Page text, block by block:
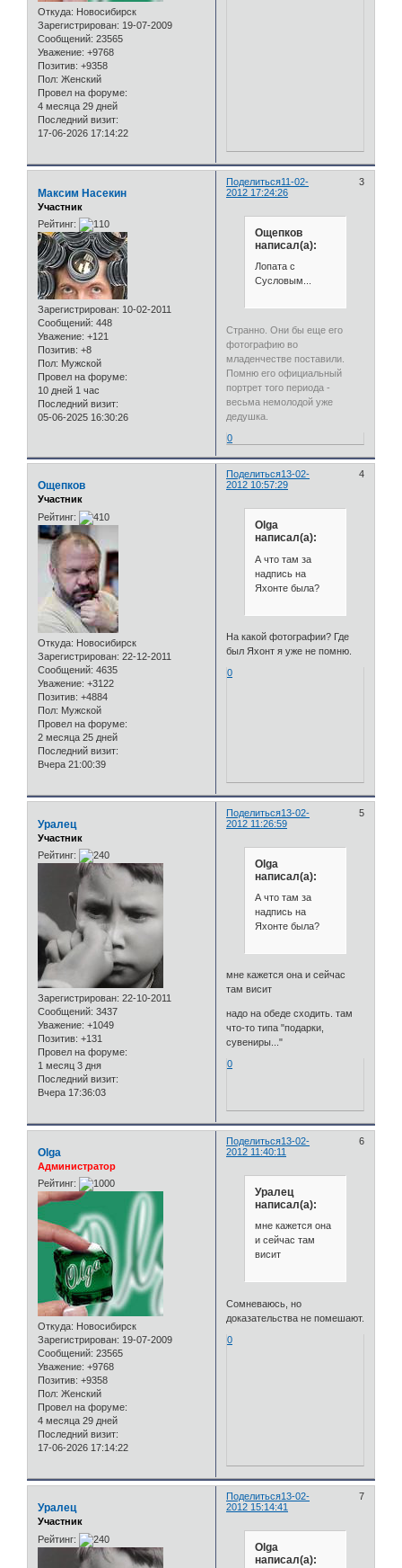
Откуда: Новосибирск
Зарегистрирован: 19-07-2009
Сообщений: 23565
Уважение: +9768
Позитив: +9358
Пол: Женский
Провел на форуме:
4 месяца 29 дней
Последний визит:
17-06-2026 17:14:22
Поделиться 3
11-02-
2012 17:24:26
Максим Насекин
Участник
Рейтинг:
Зарегистрирован: 10-02-2011
Сообщений: 448
Уважение: +121
Позитив: +8
Пол: Мужской
Провел на форуме:
10 дней 1 час
Последний визит:
05-06-2025 16:30:26
Ощепков
написал(а):
Лопата с
Сусловым...
Странно. Они бы еще его
фотографию во
младенчестве поставили.
Помню его официальный
портрет того периода -
весьма немолодой уже
дедушка.
0
Поделиться 4
13-02-
2012 10:57:29
Ощепков
Участник
Рейтинг:
Откуда: Новосибирск
Зарегистрирован: 22-12-2011
Сообщений: 4635
Уважение: +3122
Позитив: +4884
Пол: Мужской
Провел на форуме:
2 месяца 25 дней
Последний визит:
Вчера 21:00:39
Olga
написал(а):
А что там за
надпись на
Яхонте была?
На какой фотографии? Где
был Яхонт я уже не помню.
0
Поделиться 5
13-02-
2012 11:26:59
Уралец
Участник
Рейтинг:
Зарегистрирован: 22-10-2011
Сообщений: 3437
Уважение: +1049
Позитив: +131
Провел на форуме:
1 месяц 3 дня
Последний визит:
Вчера 17:36:03
Olga
написал(а):
А что там за
надпись на
Яхонте была?
мне кажется она и сейчас
там висит
надо на обеде сходить. там
что-то типа "подарки,
сувениры..."
0
Поделиться 6
13-02-
2012 11:40:11
Olga
Администратор
Рейтинг:
Откуда: Новосибирск
Зарегистрирован: 19-07-2009
Сообщений: 23565
Уважение: +9768
Позитив: +9358
Пол: Женский
Провел на форуме:
4 месяца 29 дней
Последний визит:
17-06-2026 17:14:22
Уралец
написал(а):
мне кажется она
и сейчас там
висит
Сомневаюсь, но
доказательства не помешают.
0
Поделиться 7
13-02-
2012 15:14:41
Уралец
Участник
Рейтинг:
Olga
написал(а):